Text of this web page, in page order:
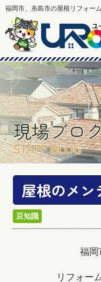
福岡市、糸島市の屋根リフォー
現場ブロ
STAFF BLOG
屋根のメン
豆知識
福岡
リフォー